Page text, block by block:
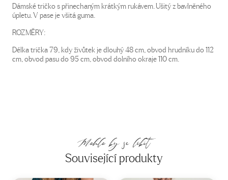
Dámské tričko s přinechaným krátkým rukávem. Ušitý z bavlněného
úpletu. V pase je všitá guma.
ROZMĚRY:
Délka trička 79, kdy živůtek je dlouhý 48 cm, obvod hrudníku do 112
cm, obvod pasu do 95 cm, obvod dolního okraje 110 cm.
Mohlo by se líbit
Související produkty